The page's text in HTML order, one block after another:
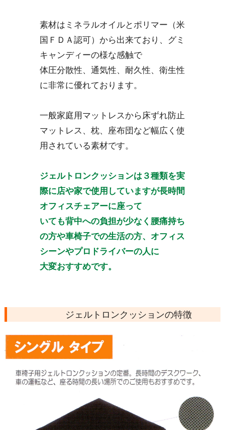
素材はミネラルオイルとポリマー（米
国ＦＤＡ認可）から出来ており、グミ
キャンディーの様な感触で
体圧分散性、通気性、耐久性、衛生性
に非常に優れております。
一般家庭用マットレスから床ずれ防止
マットレス、枕、座布団など幅広く使
用されている素材です。
ジェルトロンクッションは３種類を実
際に店や家で使用していますが長時間
オフィスチェアーに座って
いても背中への負担が少なく腰痛持ち
の方や車椅子での生活の方、オフィス
シーンやプロドライバーの人に
大変おすすめです。
ジェルトロンクッションの特徴